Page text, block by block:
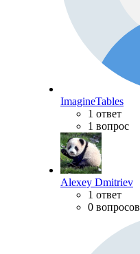
ImagineTables
1 ответ
1 вопрос
Alexey Dmitriev
1 ответ
0 вопросов